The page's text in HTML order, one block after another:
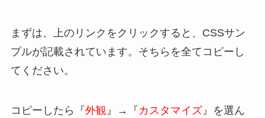
まずは、上のリンクをクリックすると、CSSサン
プルが記載されています。そちらを全てコピーし
てください。
コピーしたら『外観』→『 カスタマイズ』を選ん